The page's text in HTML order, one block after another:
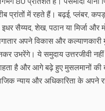
प्रांतों में रहते हैं। बढ़ई, प्लंबर,
सैय्यद, शेख, पठान या मिर्जा और
अपने विकास और कल्याणकारी
उभरेंगे। ये समुदाय उत्तरजीवी
है और आगे बढ़े हुए मुसलमानों की
न्याय और अधिकारिता के अपने